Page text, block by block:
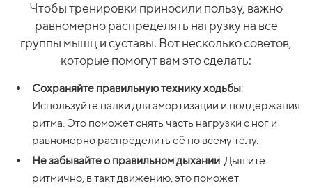
Чтобы тренировки приносили пользу, важно
равномерно распределять нагрузку на все
группы мышц и суставы. Вот несколько советов,
которые помогут вам это сделать:
Сохраняйте правильную технику ходьбы:
Используйте палки для амортизации и поддержания
ритма. Это поможет снять часть нагрузки с ног и
равномерно распределить её по всему телу.
Не забывайте о правильном дыхании: Дышите
ритмично, в такт движению, это поможет